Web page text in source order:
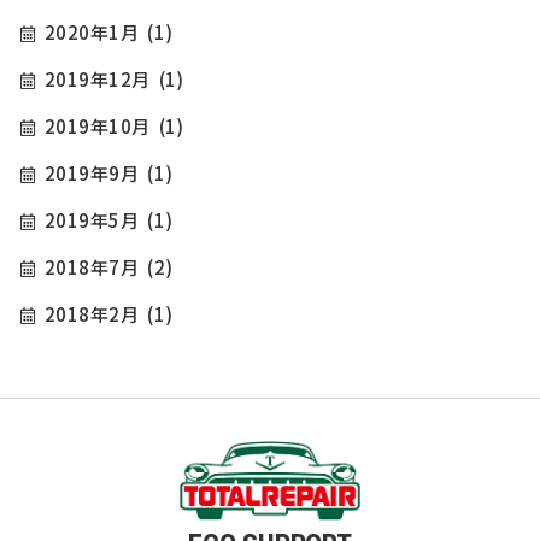
2020年1月 (1)
2019年12月 (1)
2019年10月 (1)
2019年9月 (1)
2019年5月 (1)
2018年7月 (2)
2018年2月 (1)